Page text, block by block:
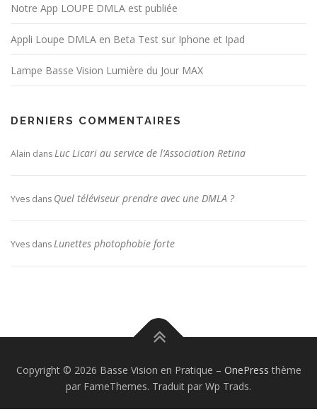
Notre App LOUPE DMLA est publiée
Appli Loupe DMLA en Beta Test sur Iphone et Ipad
Lampe Basse Vision Lumière du Jour MAX
DERNIERS COMMENTAIRES
Alain dansLuc Licari au service de l’Association Retina
Yves dans Quel téléviseur prendre avec une DMLA ?
Yves dansLunettes photophobie forte
Copyright © 2026 Basse Vision en Pratique – OnePress thème
par FameThemes. Traduit par Wp Trads.